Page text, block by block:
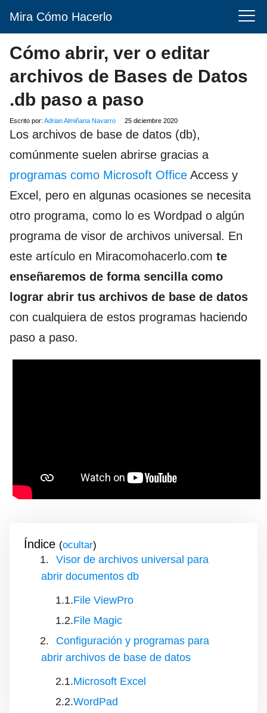
Mira Cómo Hacerlo
Cómo abrir, ver o editar
archivos de Bases de Datos
.db paso a paso
Escrito por: Adrian Almiñana Navarro 25 diciembre 2020
Los archivos de base de datos (db),
comúnmente suelen abrirse gracias a
programas como Microsoft Office Access y
Excel, pero en algunas ocasiones se necesita
otro programa, como lo es Wordpad o algún
programa de visor de archivos universal. En
este artículo en Miracomohacerlo.com te
enseñaremos de forma sencilla como
lograr abrir tus archivos de base de datos
con cualquiera de estos programas haciendo
paso a paso.
Índice ( )
Visor de archivos universal para
abrir documentos db
File ViewPro
File Magic
Configuración y programas para
abrir archivos de base de datos
Microsoft Excel
WordPad